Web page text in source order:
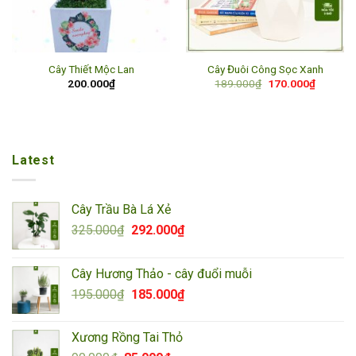
Cây Thiết Mộc Lan
200.000₫
Cây Đuôi Công Sọc Xanh
189.000₫ Giá
170.000₫Giá
hiện
Latest
Cây Trầu Bà Lá Xẻ
325.000₫ Giá
325.000₫.
292.000₫Giá
là:
292.000₫.
Cây Hương Thảo - cây đuổi muỗi
195.000₫ Giá
195.000₫.
185.000₫Giá
Xương Rồng Tai Thỏ